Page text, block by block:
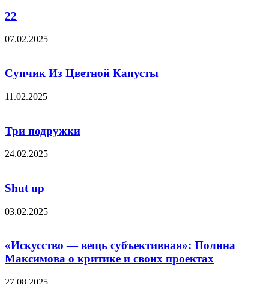
22
07.02.2025
Супчик Из Цветной Капусты
11.02.2025
Три подружки
24.02.2025
Shut up
03.02.2025
«Искусство — вещь субъективная»: Полина
Максимова о критике и своих проектах
27.08.2025